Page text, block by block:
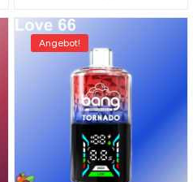
Angebot!